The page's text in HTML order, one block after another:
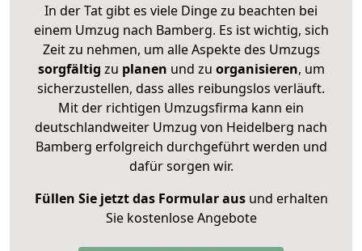
In der Tat gibt es viele Dinge zu beachten bei
einem Umzug nach Bamberg. Es ist wichtig, sich
Zeit zu nehmen, um alle Aspekte des Umzugs
sorgfältig zu planen und zu organisieren, um
sicherzustellen, dass alles reibungslos verläuft.
Mit der richtigen Umzugsfirma kann ein
deutschlandweiter Umzug von Heidelberg nach
Bamberg erfolgreich durchgeführt werden und
dafür sorgen wir.
Füllen Sie jetzt das Formular ausund erhalten
Sie kostenlose Angebote